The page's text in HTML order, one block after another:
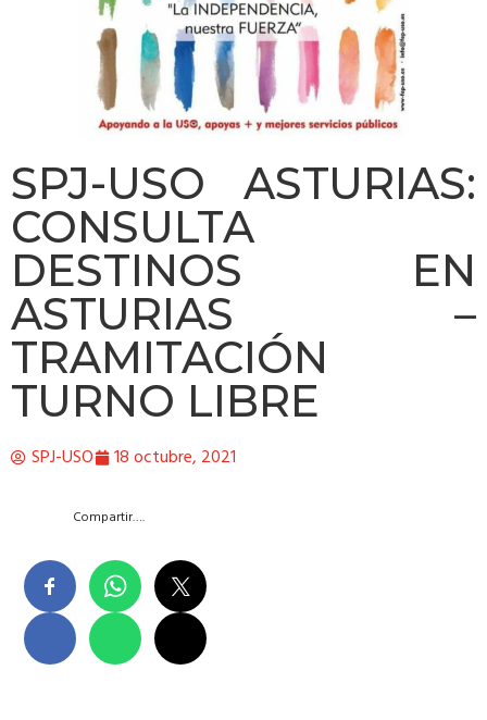
SPJ-USO ASTURIAS:
CONSULTA
DESTINOS EN
ASTURIAS –
TRAMITACIÓN
TURNO LIBRE
SPJ-USO 18 octubre, 2021
Compartir….